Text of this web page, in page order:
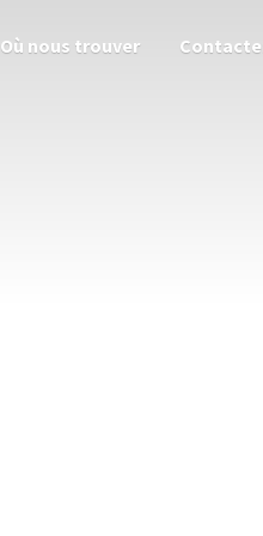
Où nous trouver